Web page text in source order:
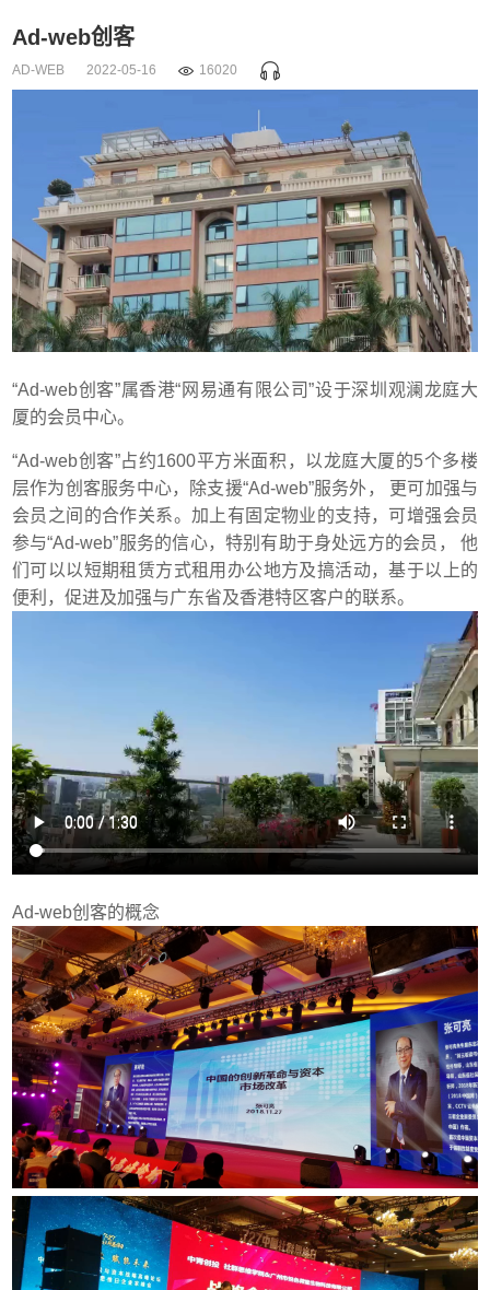
Ad-web创客
AD-WEB 2022-05-16 16020
“Ad-web创客”属香港“网易通有限公司”设于深圳观澜龙庭大
厦的会员中心。
“Ad-web创客”占约1600平方米面积，以龙庭大厦的5个多楼
层作为创客服务中心，除支援“Ad-web”服务外， 更可加强与
会员之间的合作关系。加上有固定物业的支持，可增强会员
参与“Ad-web”服务的信心，特别有助于身处远方的会员， 他
们可以以短期租赁方式租用办公地方及搞活动，基于以上的
便利，促进及加强与广东省及香港特区客户的联系。
Ad-web创客的概念